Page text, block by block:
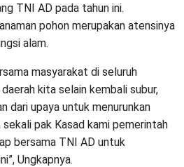
TNI AD pada tahun ini.
pohon merupakan atensinya
alam.
masyarakat di seluruh
kita selain kembali subur,
dari upaya untuk menurunkan
pak Kasad kami pemerintah
bersama TNI AD untuk
Ungkapnya.